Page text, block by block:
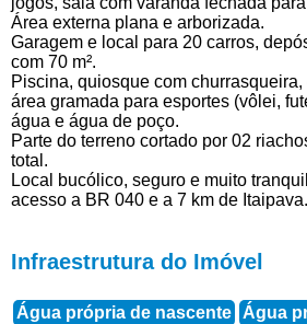
Área externa plana e arborizada.
Garagem e local para 20 carros,
com 70 m².
Piscina, quiosque com
área gramada para esportes (vôlei,
água e água de poço.
Parte do terreno cortado por 02
total.
Local bucólico, seguro e muito
acesso a BR 040 e a 7 km de Itaipava.
Infraestrutura do Imóvel
Água própria de nascente Água